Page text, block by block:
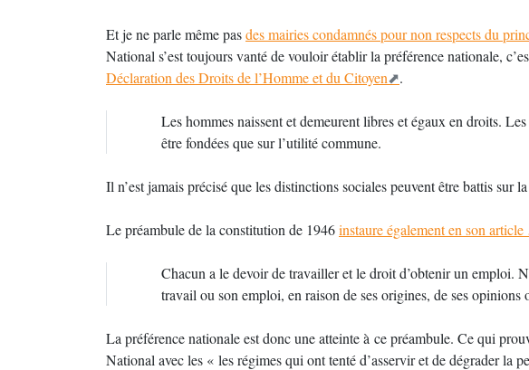
Et je ne parle même pasdes mairies condamnés pour non respects du
National s’est toujours vanté de vouloir établir la préférence nationale,
Déclaration des Droits de l’Homme et du Citoyen
.
Les hommes naissent et demeurent libres et égaux en droits.
être fondées que sur l’utilité commune.
Il n’est jamais précisé que les distinctions sociales peuvent être battis sur
Le préambule de la constitution de 1946instaure également en son article
Chacun a le devoir de travailler et le droit d’obtenir un emploi.
travail ou son emploi, en raison de ses origines, de ses opinions
La préférence nationale est donc une atteinte à ce préambule. Ce qui
National avec les « les régimes qui ont tenté d’asservir et de dégrader la